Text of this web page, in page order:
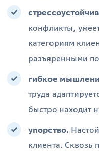
конфликты,
категориям
разъяренными
гибкое
труда
быстро находит
упорство.
клиента. Сквозь